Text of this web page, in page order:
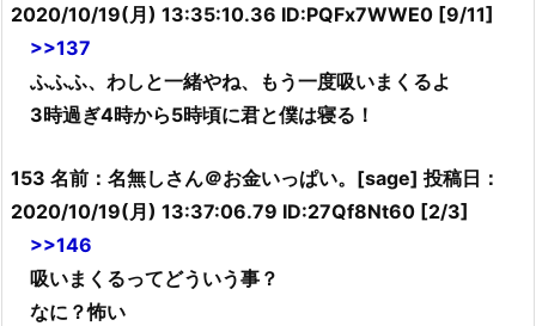
2020/10/19(月) 13:35:10.36 ID:PQFx7WWE0 [9/11]
>>137
ふふふ、わしと一緒やね、もう一度吸いまくるよ
3時過ぎ4時から5時頃に君と僕は寝る！
153 名前：名無しさん＠お金いっぱい。[sage] 投稿日：
2020/10/19(月) 13:37:06.79 ID:27Qf8Nt60 [2/3]
>>146
吸いまくるってどういう事？
なに？怖い